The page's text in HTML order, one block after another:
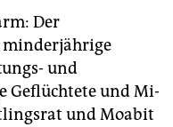
Der
minderjährige
und
Geflüchtete und Mi­
und Moabit